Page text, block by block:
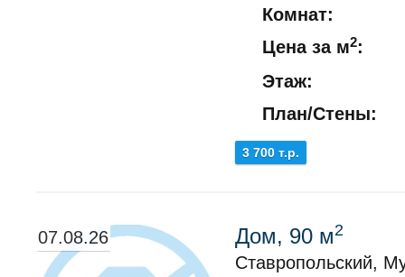
Комнат:
Цена за м2:
Этаж:
План/Стены:
3 700 т.р.
07.08.26 Дом, 90 м2
Ставропольский,